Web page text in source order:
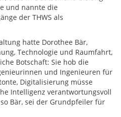
und nannte die
der THWS als
hatte Dorothee Bär,
Technologie und Raumfahrt,
Botschaft: Sie hob die
und Ingenieuren für
Digitalisierung müsse
Intelligenz verantwortungsvoll
Bär, sei der Grundpfeiler für